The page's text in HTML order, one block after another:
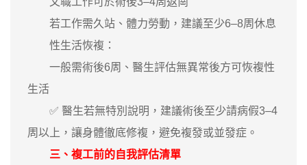
若工作需久站、體力勞動，建議至少6–8周休息
性生活恢複：
一般需術後6周、醫生評估無異常後方可恢複性
生活
✅ 醫生若無特別說明，建議術後至少請病假3–4
周以上，讓身體徹底修複，避免複發或並發症。
三、複工前的自我評估清單